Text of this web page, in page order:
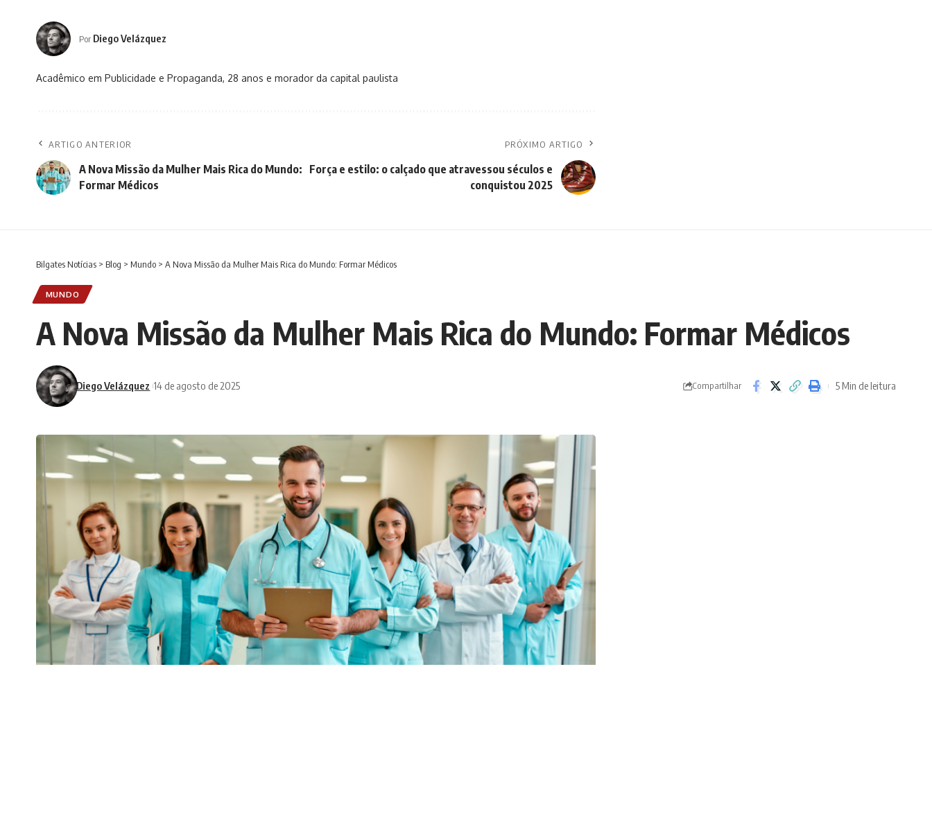
Por Diego Velázquez
Acadêmico em Publicidade e Propaganda, 28 anos e morador da capital paulista
ARTIGO ANTERIOR
A Nova Missão da Mulher Mais Rica do Mundo:
Formar Médicos
PRÓXIMO ARTIGO
Força e estilo: o calçado que atravessou séculos e
conquistou 2025
Bilgates Notícias > Blog > Mundo > A Nova Missão da Mulher Mais Rica do Mundo: Formar Médicos
MUNDO
A Nova Missão da Mulher Mais Rica do Mundo: Formar Médicos
Diego Velázquez 14 de agosto de 2025 Compartilhar 5 Min de leitura